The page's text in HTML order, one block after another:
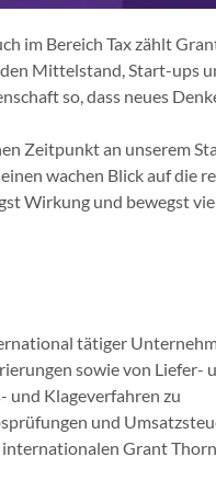
im Bereich Tax zählt
Mittelstand, Start-ups
so, dass neues
Zeitpunkt an unserem
wachen Blick auf
Wirkung und bewegst
tätiger
sowie von Liefer-
und Klageverfahren zu
und
Grant